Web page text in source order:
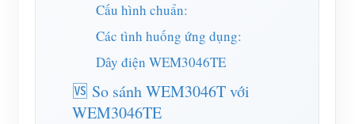
Màn hình năng lượng hệ thống PV năng lượng mặt
trời
Màn hình sử dụng điện
Hệ thống điều khiển máy sưởi PV
Cửa hàng
Tài nguyên
Khởi động nhanh sản phẩm
Tài liệu
Cộng đồng
Nhà phát triển
Cấu hình chuẩn:
Các tình huống ứng dụng:
Dây điện WEM3046TE
🆚 So sánh WEM3046T với
WEM3046TE